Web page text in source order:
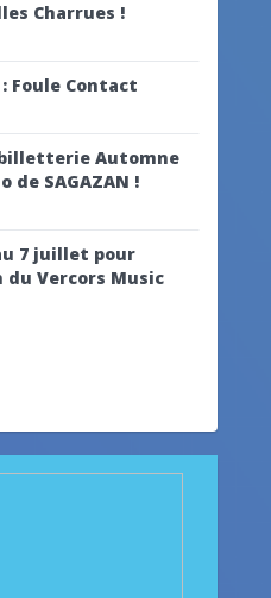
Charrues !
Foule Contact
Automne
de SAGAZAN !
7 juillet pour
Vercors Music